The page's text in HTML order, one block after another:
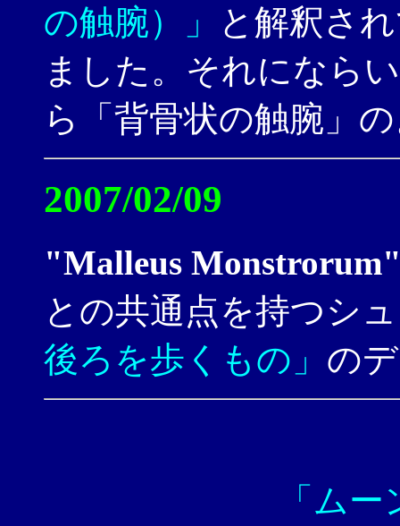
の触腕）」
と解釈さ
ました。それになら
ら「背骨状の触腕」
2007/02/09
"Malleus
との共通点を持つシ
後ろを歩くもの」 の
「ム